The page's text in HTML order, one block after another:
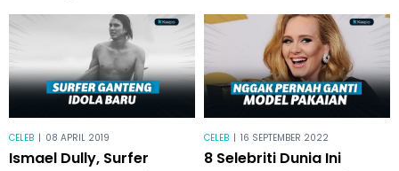
CELEB | 08 APRIL 2019
Ismael Dully, Surfer
CELEB | 16 SEPTEMBER 2022
8 Selebriti Dunia Ini